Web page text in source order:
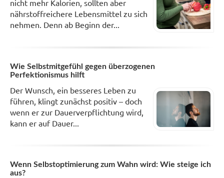
nicht mehr Kalorien, sollten aber
nährstoffreichere Lebensmittel zu sich
nehmen. Denn ab Beginn der...
Wie Selbstmitgefühl gegen überzogenen
Perfektionismus hilft
Der Wunsch, ein besseres Leben zu
führen, klingt zunächst positiv – doch
wenn er zur Dauerverpflichtung wird,
kann er auf Dauer...
Wenn Selbstoptimierung zum Wahn wird: Wie steige ich
aus?